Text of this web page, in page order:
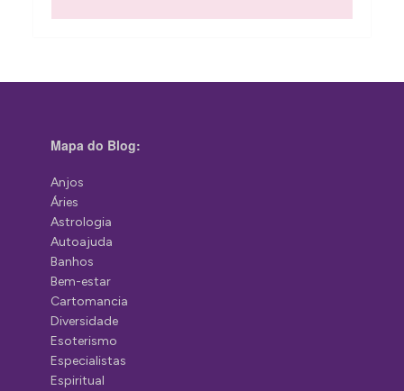
Mapa do Blog:
Anjos
Áries
Astrologia
Autoajuda
Banhos
Bem-estar
Cartomancia
Diversidade
Esoterismo
Especialistas
Espiritual